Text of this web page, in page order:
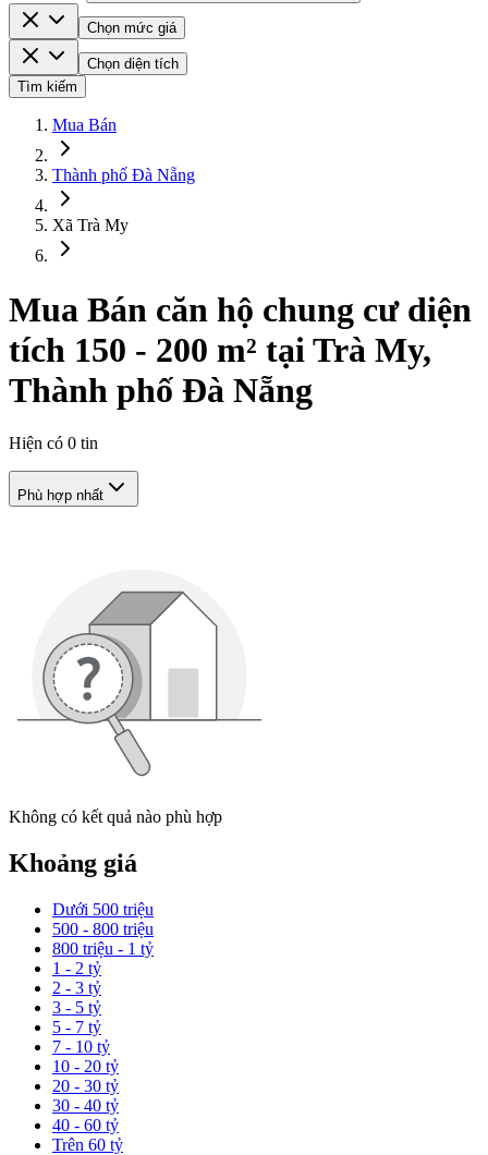
Chọn mức giá
Chọn diện tích
Tìm kiếm
Mua Bán
Thành phố Đà Nẵng
Xã Trà My
Mua Bán căn hộ chung cư diện
tích 150 - 200 m² tại Trà My,
Thành phố Đà Nẵng
Hiện có 0 tin
Phù hợp nhất
Không có kết quả nào phù hợp
Khoảng giá
Dưới 500 triệu
500 - 800 triệu
800 triệu - 1 tỷ
1 - 2 tỷ
2 - 3 tỷ
3 - 5 tỷ
5 - 7 tỷ
7 - 10 tỷ
10 - 20 tỷ
20 - 30 tỷ
30 - 40 tỷ
40 - 60 tỷ
Trên 60 tỷ